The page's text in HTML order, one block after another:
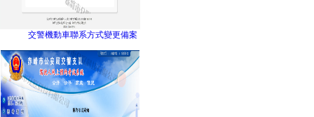
交警機動車聯系方式變更備案